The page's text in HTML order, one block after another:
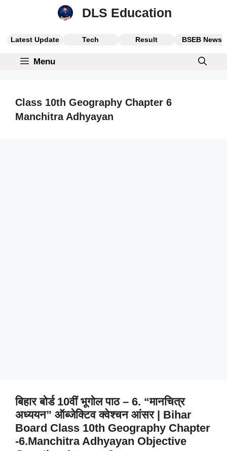
DLS Education
Latest Update Tech Result BSEB News
Menu
Class 10th Geography Chapter 6
Manchitra Adhyayan
बिहार बोर्ड 10वीं भूगोल पाठ – 6. “मानचित्र
अध्ययन” ऑब्जेक्टिव क्वेश्चन आंसर | Bihar
Board Class 10th Geography Chapter
-6.Manchitra Adhyayan Objective